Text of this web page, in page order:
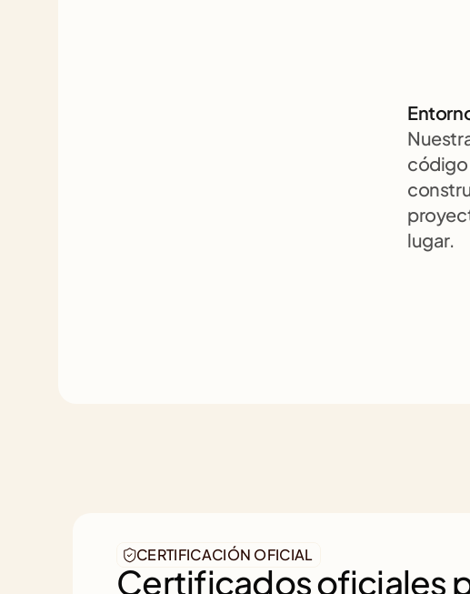
código
lugar.
CERTIFICACIÓN OFICIAL
Certificados oficiales